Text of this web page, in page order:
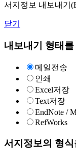
서지정보 내보내기
닫기
내보내기 형태
메일전송
인쇄
Excel저장
Text저장
EndNote /
RefWorks
서지정보의 형